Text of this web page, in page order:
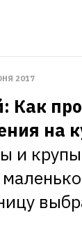
2017
Как
на
и